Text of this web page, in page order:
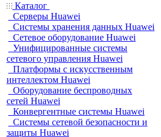
Каталог
Серверы Huawei
Системы хранения данных Huawei
Сетевое оборудование Huawei
Унифицированные системы
сетевого управления Huawei
Платформы с искусственным
интеллектом Huawei
Оборудование беспроводных
сетей Huawei
Конвергентные системы Huawei
Системы сетевой безопасности и
защиты Huawei